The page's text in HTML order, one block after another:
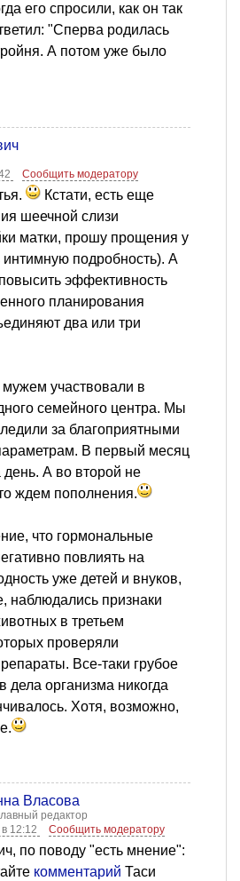
его спросили, как он так
"Сперва родилась
А потом уже было
Сообщить модератору
Кстати, есть еще
шеечной слизи
матки, прошу прощения у
интимную подробность). А
эффективность
планирования
два или три
участвовали в
семейного центра. Мы
за благоприятными
В первый месяц
А во второй не
ждем пополнения.
что гормональные
повлиять на
уже детей и внуков,
наблюдались признаки
в третьем
проверяли
Все-таки грубое
дела организма никогда
Хотя, возможно,
Власова
редактор
12:12
Сообщить модератору
по поводу "есть мнение":
комментарий Таси